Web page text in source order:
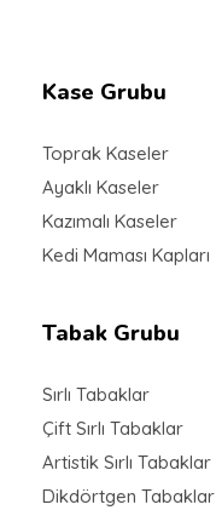
Kase Grubu
Toprak Kaseler
Ayaklı Kaseler
Kazımalı Kaseler
Kedi Maması Kapları
Tabak Grubu
Sırlı Tabaklar
Çift Sırlı Tabaklar
Artistik Sırlı Tabaklar
Dikdörtgen Tabaklar